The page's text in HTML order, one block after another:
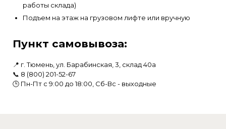
работы склада)
Подъем на этаж на грузовом лифте или вручную
Пункт самовывоза:
📍 г. Тюмень, ул. Барабинская, 3, склад 40а
📞 8 (800) 201-52-67
🕒 Пн-Пт с 9:00 до 18:00, Сб-Вс - выходные